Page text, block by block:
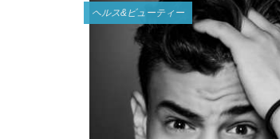
ヘルス&ビューティー